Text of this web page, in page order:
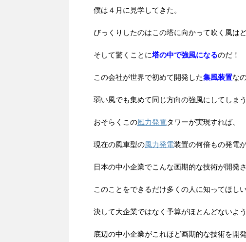
僕は４月に見学してきた。
びっくりしたのはこの塔に向かって吹く風は
そして驚くことに塔の中で強風になるのだ！
この会社が世界で初めて開発した集風装置な
弱い風でも集めて同じ方向の強風にしてしまう
おそらくこの風力発電タワーが実現すれば、
現在の風車型の風力発電装置の何倍もの発電
日本の中小企業でこんな画期的な技術が開発
このことをできるだけ多くの人に知ってほしい
決して大企業ではなく予算がほとんどないよ
底辺の中小企業がこれほど画期的な技術を開